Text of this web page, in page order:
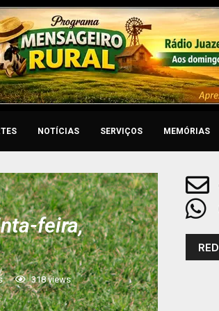
NOTÍCIAS SERVIÇOS MEMÓRIAS
feira,
318views